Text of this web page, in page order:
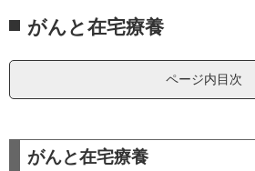
文 がんと在宅療養
ページ内目次
がんと在宅療養